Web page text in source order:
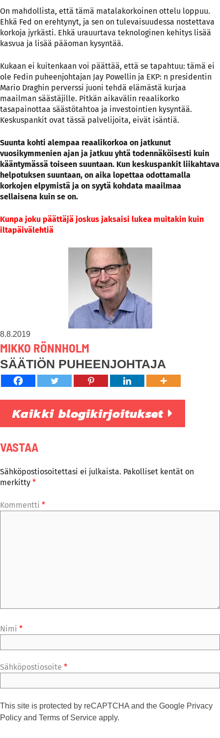
On mahdollista, että tämä matalakorkoinen ottelu loppuu.
Ehkä Fed on erehtynyt, ja sen on tulevaisuudessa nostettava
korkoja jyrkästi. Ehkä urauurtava teknologinen kehitys lisää
kasvua ja lisää pääoman kysyntää.
Kukaan ei kuitenkaan voi päättää, että se tapahtuu: tämä ei
ole Fedin puheenjohtajan Jay Powellin ja EKP: n presidentin
Mario Draghin perverssi juoni tehdä elämästä kurjaa
maailman säästäjille. Pitkän aikavälin reaalikorko
tasapainottaa säästötahtoa ja investointien kysyntää.
Keskuspankit ovat tässä palvelijoita, eivät isäntiä.
Suunta kohti alempaa reaalikorkoa on jatkunut
vuosikymmenien ajan ja jatkuu yhtä todennäköisesti kuin
kääntymässä toiseen suuntaan. Kun keskuspankit liikahtava
helpotuksen suuntaan, on aika lopettaa odottamalla
korkojen elpymistä ja on syytä kohdata maailmaa
sellaisena kuin se on.
Kunpa joku päättäjä joskus jaksaisi lukea muitakin kuin
iltapäivälehtiä
8.8.2019
MIKKO RÖNNHOLM
SÄÄTIÖN PUHEENJOHTAJA
Kaikki blogikirjoitukset
VASTAA
Sähköpostiosoitettasi ei julkaista. Pakolliset kentät on
merkitty *
Kommentti *
Nimi *
Sähköpostiosoite *
This site is protected by reCAPTCHA and the Google Privacy
Policy and Terms of Service apply.